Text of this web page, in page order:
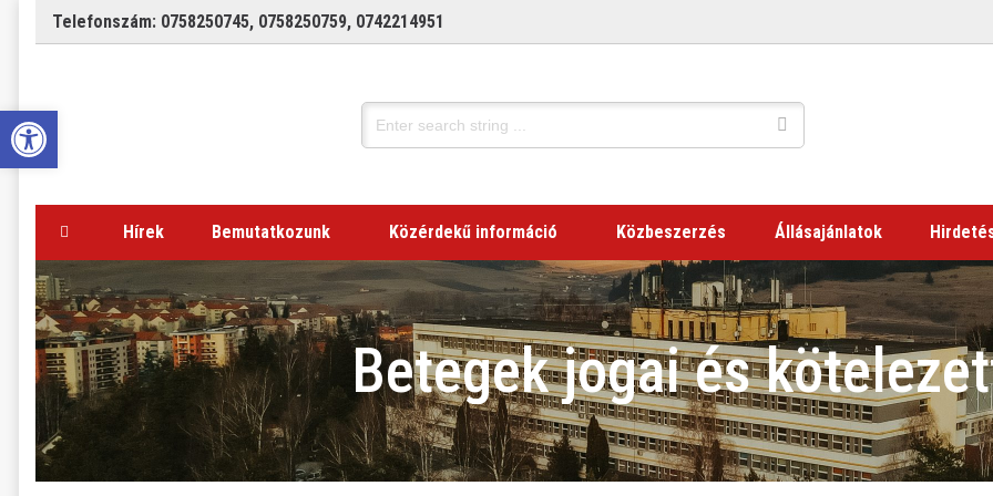
Open toolbar
Telefonszám: 0758250745, 0758250759, 0742214951
Hírek Bemutatkozunk Közérdekű információ Közbeszerzés Állásajánlatok
Betegek jogai és